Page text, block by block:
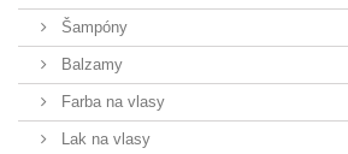
Šampóny
Balzamy
Farba na vlasy
Lak na vlasy